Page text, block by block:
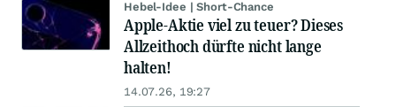
Hebel-Idee | Short-Chance
Apple-Aktie viel zu teuer? Dieses
Allzeithoch dürfte nicht lange
halten!
14.07.26, 19:27